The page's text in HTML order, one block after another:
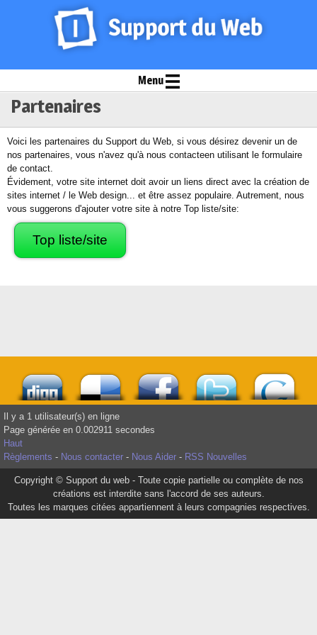
Menu
Partenaires
Voici les partenaires du Support du Web, si vous désirez devenir un de
nos partenaires, vous n'avez qu'à nous contacteen utilisant le formulaire
de contact.
Évidement, votre site internet doit avoir un liens direct avec la création de
sites internet / le Web design... et être assez populaire. Autrement, nous
vous suggerons d'ajouter votre site à notre Top liste/site:
Top liste/site
Il y a 1 utilisateur(s) en ligne
Page générée en 0.002911 secondes
Haut
Règlements - Nous contacter - Nous Aider - RSS Nouvelles
Copyright © Support du web - Toute copie partielle ou complète de nos
créations est interdite sans l'accord de ses auteurs.
Toutes les marques citées appartiennent à leurs compagnies respectives.